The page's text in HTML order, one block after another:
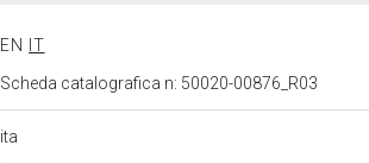
EN
IT
Scheda catalografica n: 50020-00876_R03
ita